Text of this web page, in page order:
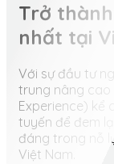
Trở
nhất tại
Với sự đầu tư
trung nâng cao
Experience) kể
tuyến để đem
đáng trong nỗ
Việt Nam.